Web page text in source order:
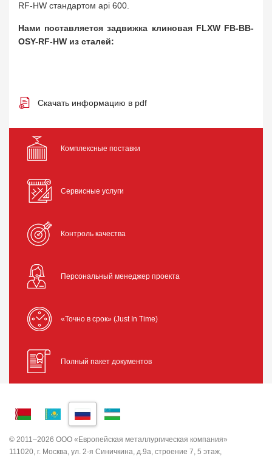
RF-HW стандартом api 600.
Нами поставляется задвижка клиновая FLXW FB-BB-
OSY-RF-HW из сталей:
Скачать информацию в pdf
Комплексные поставки
Сервисные услуги
Контроль качества
Персональный менеджер проекта
«Точно в срок» (Just In Time)
Полный пакет документов
© 2011–2026 ООО «Европейская металлургическая компания»
111020, г. Москва, ул. 2-я Синичкина, д.9а, строение 7, 5 этаж,